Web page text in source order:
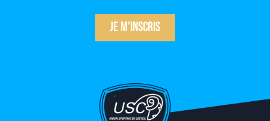
Je m'inscris